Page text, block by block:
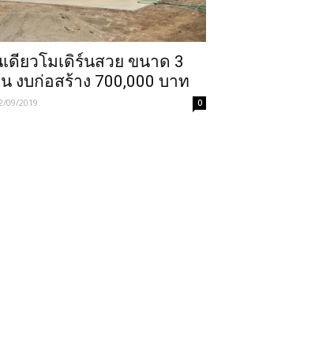
ดียวโมเดิร์นสวย ขนาด 3
งบก่อสร้าง 700,000 บาท
09/2019 0